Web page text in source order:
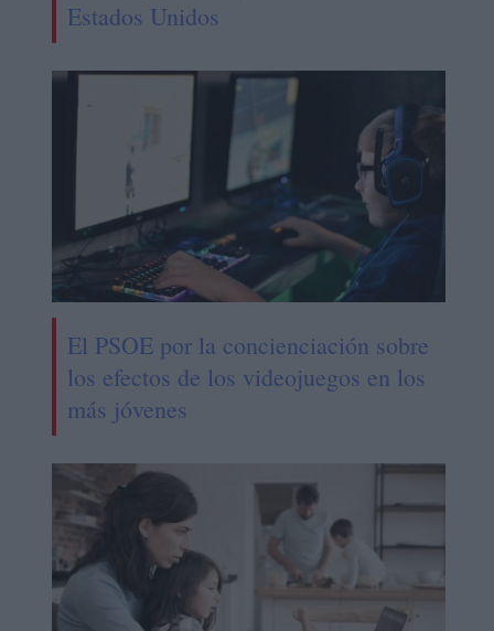
Estados Unidos
El PSOE por la concienciación sobre
los efectos de los videojuegos en los
más jóvenes